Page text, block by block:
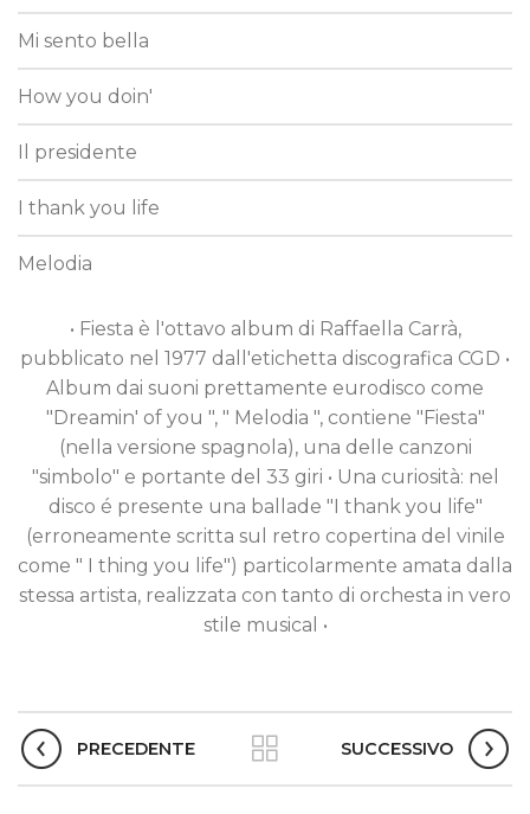
Mi sento bella
How you doin'
Il presidente
I thank you life
Melodia
• Fiesta è l'ottavo album di Raffaella Carrà,
pubblicato nel 1977 dall'etichetta discografica CGD •
Album dai suoni prettamente eurodisco come
"Dreamin' of you ", " Melodia ", contiene "Fiesta"
(nella versione spagnola), una delle canzoni
"simbolo" e portante del 33 giri • Una curiosità: nel
disco é presente una ballade "I thank you life"
(erroneamente scritta sul retro copertina del vinile
come " I thing you life") particolarmente amata dalla
stessa artista, realizzata con tanto di orchesta in vero
stile musical •
PRECEDENTE SUCCESSIVO